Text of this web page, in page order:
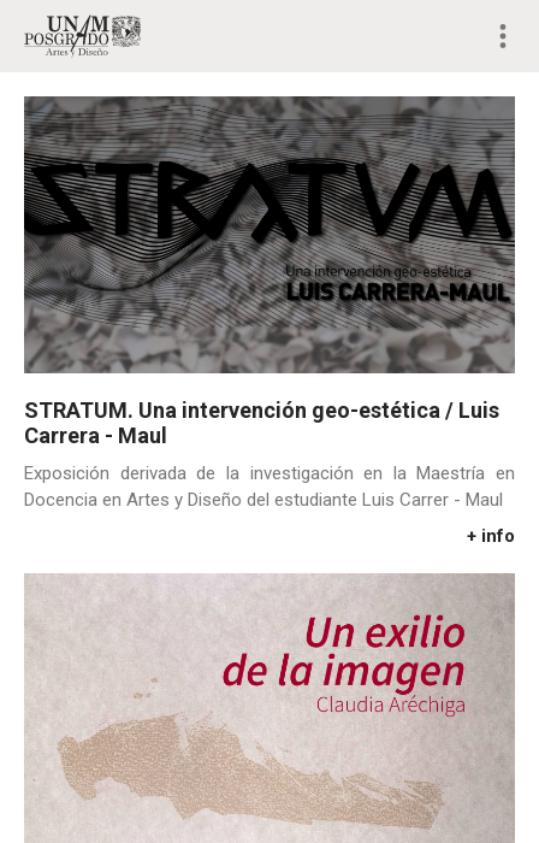
STRATUM. Una intervención geo-estética / Luis
Carrera - Maul
Exposición derivada de la investigación en la Maestría en
Docencia en Artes y Diseño del estudiante Luis Carrer - Maul
+ info